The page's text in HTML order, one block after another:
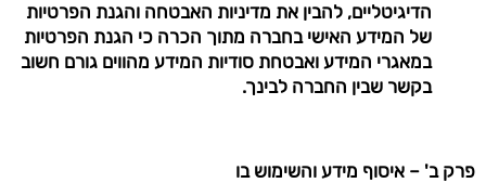
הדיגיטליים, להבין את מדיניות האבטחה והגנת הפרטיות
של המידע האישי בחברה מתוך הכרה כי הגנת הפרטיות
במאגרי המידע ואבטחת סודיות המידע מהווים גורם חשוב
בקשר שבין החברה לבינך.
פרק ב' – איסוף מידע והשימוש בו